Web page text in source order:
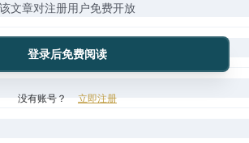
该文章对注册用户免费开放
登录后免费阅读
没有账号？ 立即注册